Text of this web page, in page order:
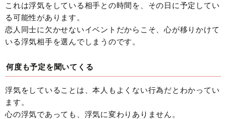
これは浮気をしている相手との時間を、その日に予定してい
る可能性があります。
恋人同士に欠かせないイベントだからこそ、心が移りかけて
いる浮気相手を選んでしまうのです。
何度も予定を聞いてくる
浮気をしていることは、本人もよくない行為だとわかってい
ます。
心の浮気であっても、浮気に変わりありません。